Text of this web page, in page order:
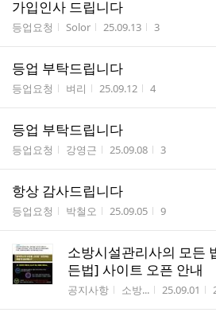
가입인사 드립니다
게시판명
등업요청 작성자
Solor 작성시간
25.09.13 조회수
3
등업 부탁드립니다
게시판명
등업요청 작성자
벼리 작성시간
25.09.12 조회수
4
등업 부탁드립니다
게시판명
등업요청 작성자
강영근 작성시간
25.09.08 조회수
3
항상 감사드립니다
게시판명
등업요청 작성자
박철오 작성시간
25.09.05 조회수
9
소방시설관리사의 모든
든법] 사이트 오픈 안내
게시판명
공지사항 작성자
소방... 작성시간
25.09.01